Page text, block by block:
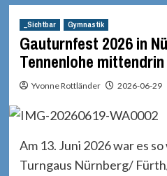
_Sichtbar Gymnastik
Gauturnfest 2026 in
Tennenlohe
Yvonne Rottländer 2026-06-29
Am 13. Juni 2026 war es
Turngaus Nürnberg/